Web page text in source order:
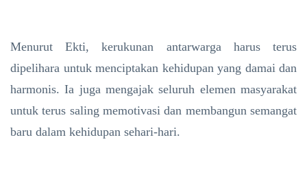
Menurut Ekti, kerukunan antarwarga harus terus
dipelihara untuk menciptakan kehidupan yang damai dan
harmonis. Ia juga mengajak seluruh elemen masyarakat
untuk terus saling memotivasi dan membangun semangat
baru dalam kehidupan sehari-hari.